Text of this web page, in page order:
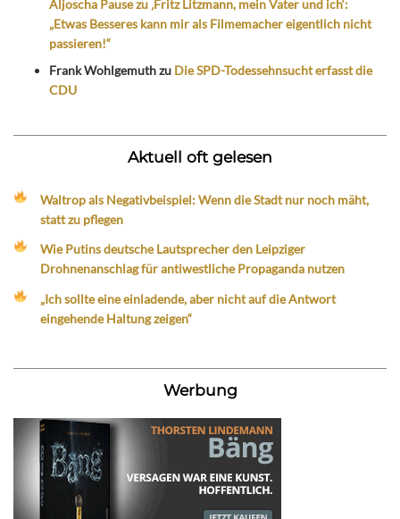
Aljoscha Pause zu ‚Fritz Litzmann, mein Vater und ich‘:
„Etwas Besseres kann mir als Filmemacher eigentlich nicht
passieren!“
Frank Wohlgemuthzu Die SPD-Todessehnsucht erfasst die
CDU
Aktuell oft gelesen
Waltrop als Negativbeispiel: Wenn die Stadt nur noch mäht,
statt zu pflegen
Wie Putins deutsche Lautsprecher den Leipziger
Drohnenanschlag für antiwestliche Propaganda nutzen
„Ich sollte eine einladende, aber nicht auf die Antwort
eingehende Haltung zeigen“
Werbung